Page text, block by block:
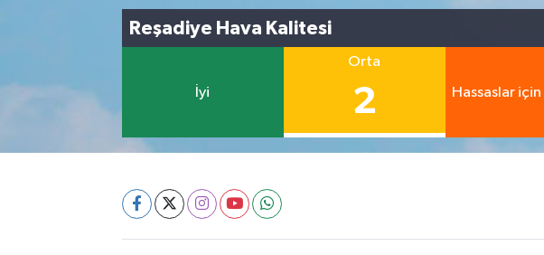
Reşadiye Hava Kalitesi
İyi
Orta
2 Hassaslar için